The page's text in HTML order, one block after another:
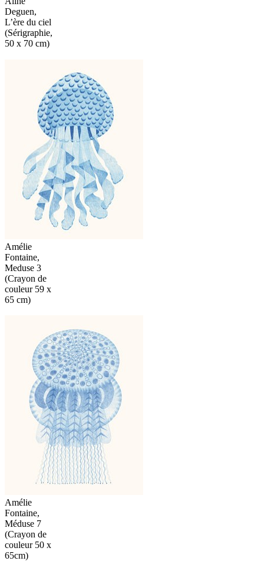
Deguen,
L’ère du ciel
(Sérigraphie,
50 x 70 cm)
Amélie
Fontaine,
Meduse 3
(Crayon de
couleur 59 x
65 cm)
Amélie
Fontaine,
Méduse 7
(Crayon de
couleur 50 x
65cm)